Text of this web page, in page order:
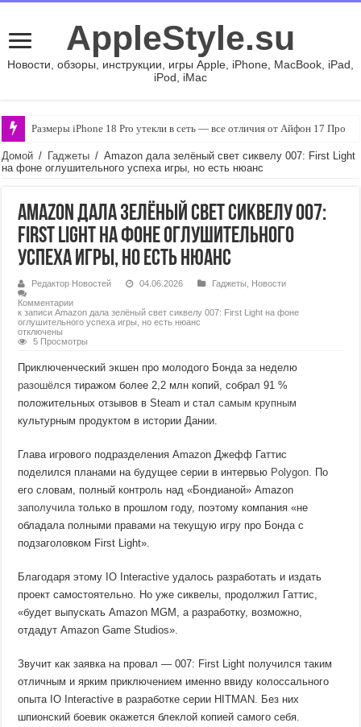
AppleStyle.su
Новости, обзоры, инструкции, игры Apple, iPhone, MacBook, iPad,
iPod, iMac
Размеры iPhone 18 Pro утекли в сеть — все отличия от Айфон 17 Про
Домой / Гаджеты / Amazon дала зелёный свет сиквелу 007: First Light
на фоне оглушительного успеха игры, но есть нюанс
Amazon дала зелёный свет сиквелу 007:
First Light на фоне оглушительного
успеха игры, но есть нюанс
Редактор Новостей 04.06.2026 Гаджеты
Новости
Комментарии
к записи Amazon дала зелёный свет сиквелу 007: First Light на фоне
оглушительного успеха игры, но есть нюанс
отключены
5 Просмотры
Приключенческий экшен про молодого Бонда за неделю
разошёлся тиражом более 2,2 млн копий, собрал 91 %
положительных отзывов в Steam и сталсамым крупным
культурным продуктом в истории Дании.
Глава игрового подразделения Amazon Джефф Гаттис
поделился планами на будущее серии в интервью Polygon. По
его словам, полный контроль над «Бондианой» Amazon
заполучилатолько в прошлом году, поэтому компания «не
обладала полными правами на текущую игру про Бонда с
подзаголовком First Light».
Благодаря этому IO Interactive удалось разработать и издать
проект самостоятельно. Но уже сиквелы, продолжил Гаттис,
«будет выпускать Amazon MGM, а разработку, возможно,
отдадут Amazon Game Studios».
Звучит как заявка на провал — 007: First Light получился таким
отличным и ярким приключением именно ввиду колоссального
опыта IO Interactive в разработке серии HITMAN. Без них
шпионский боевик окажется блеклой копией самого себя.